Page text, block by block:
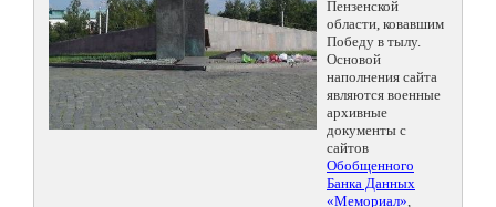
Пензенской
области, ковавшим
Победу в тылу.
Основой
наполнения сайта
являются военные
архивные
документы с
сайтов
Обобщенного
Банка Данных
«Мемориал»,